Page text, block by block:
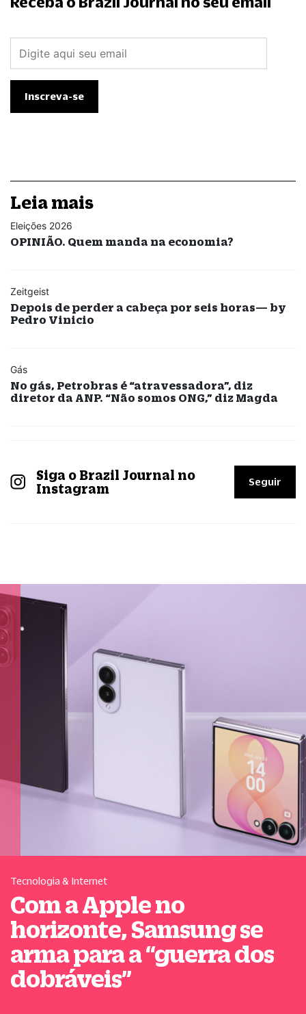
Leia mais
Eleições 2026
OPINIÃO. Quem manda na economia?
Zeitgeist
Depois de perder a cabeça por seis horas— by
Pedro Vinicio
Gás
No gás, Petrobras é “atravessadora”, diz
diretor da ANP. “Não somos ONG,” diz Magda
Siga o Brazil Journal no
Instagram
Seguir
Tecnologia & Internet
Com a Apple no
horizonte, Samsung se
arma para a“guerra dos
dobráveis”